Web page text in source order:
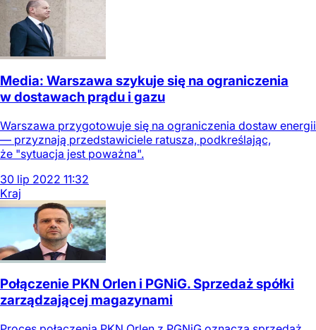
Media: Warszawa szykuje się na ograniczenia
w dostawach prądu i gazu
Warszawa przygotowuje się na ograniczenia dostaw energii
— przyznają przedstawiciele ratusza, podkreślając,
że "sytuacja jest poważna".
30 lip 2022 11:32
Kraj
Połączenie PKN Orlen i PGNiG. Sprzedaż spółki
zarządzającej magazynami